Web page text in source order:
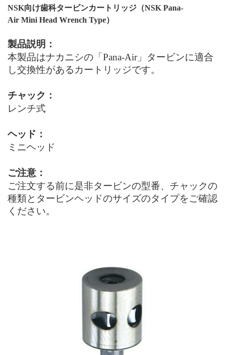
NSK向け歯科タービンカートリッジ（NSK Pana-
Air Mini Head Wrench Type）
製品説明：
本製品はナカニシの「Pana-Air」タービンに適合
し交換性があるカートリッジです。
チャック：
レンチ式
ヘッド：
ミニヘッド
ご注意：
ご注文する前に是非タービンの型番、チャックの
種類とタービンヘッドのサイズのタイプをご確認
ください。